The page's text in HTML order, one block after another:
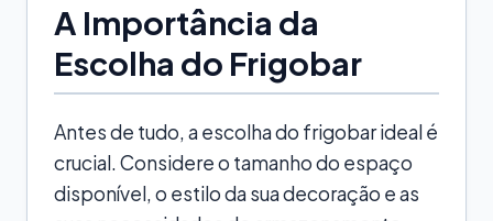
A Importância da
Escolha do Frigobar
Antes de tudo, a escolha do frigobar ideal é
crucial. Considere o tamanho do espaço
disponível, o estilo da sua decoração e as